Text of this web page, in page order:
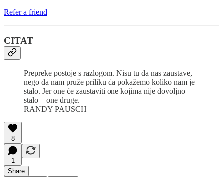
Refer a friend
CITAT
Prepreke postoje s razlogom. Nisu tu da nas zaustave,
nego da nam pruže priliku da pokažemo koliko nam je
stalo. Jer one će zaustaviti one kojima nije dovoljno
stalo – one druge.
RANDY PAUSCH
8
1
Share